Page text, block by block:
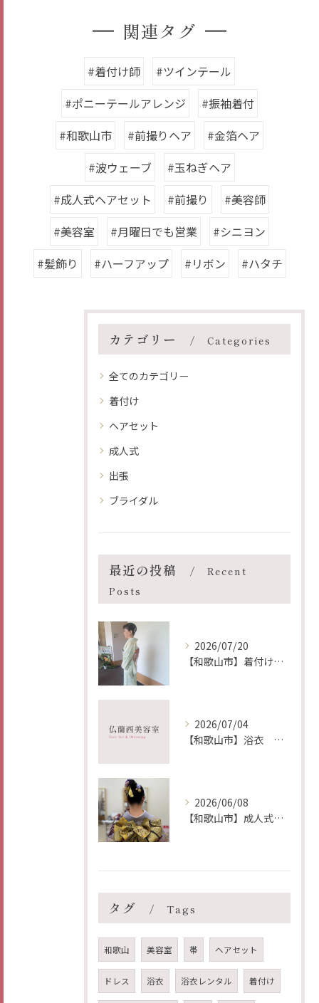
関連タグ
#着付け師
#ツインテール
#ポニーテールアレンジ
#振袖着付
#和歌山市
#前撮りヘア
#金箔ヘア
#波ウェーブ
#玉ねぎヘア
#成人式ヘアセット
#前撮り
#美容師
#美容室
#月曜日でも営業
#シニヨン
#髪飾り
#ハーフアップ #リボン #ハタチ
カテゴリー Categories
全てのカテゴリー
着付け
ヘアセット
成人式
出張
ブライダル
最近の投稿
Recent
Posts
2026/07/20
【和歌山市】着付け ヘア メイク 出張 仏蘭西美容室
2026/07/04
【和歌山市】浴衣 レンタル着付け ヘア メイク 出張 仏蘭西美容室
2026/06/08
【和歌山市】成人式前撮り 着付け ヘア メイク 出張 仏蘭西美容室
タグ Tags
和歌山 美容室 帯 ヘアセット
ドレス 浴衣 浴衣レンタル 着付け